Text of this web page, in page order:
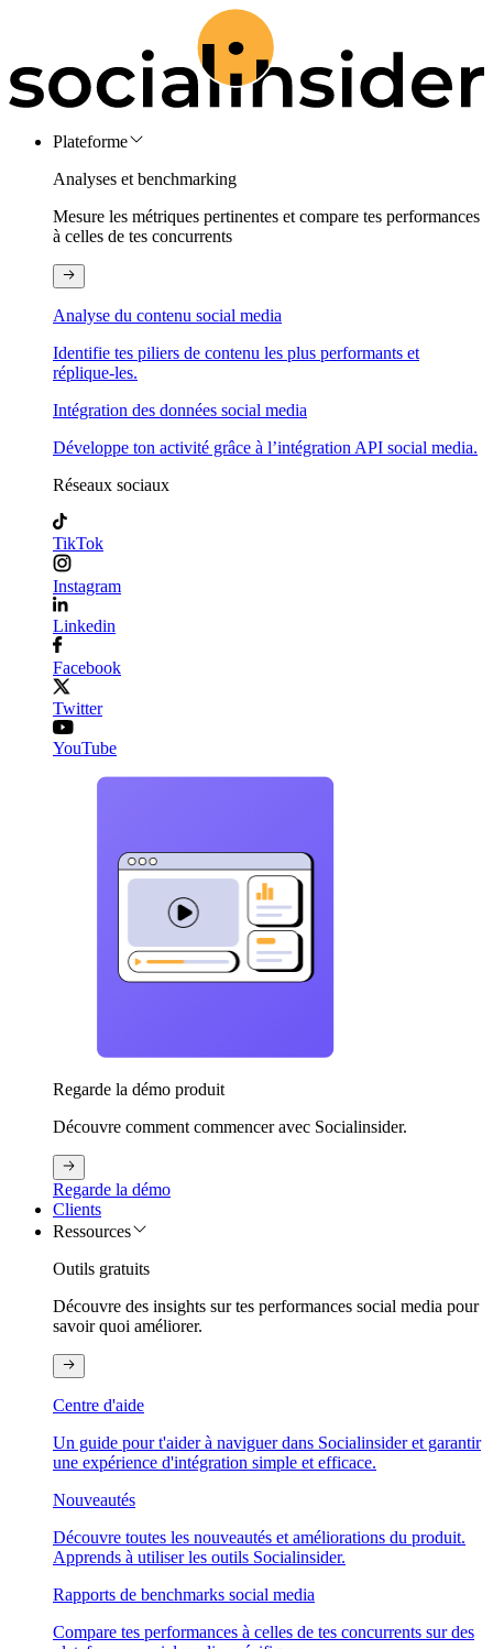
Plateforme
Analyses et benchmarking
Mesure les métriques pertinentes et compare tes performances
à celles de tes concurrents
Analyse du contenu social media
Identifie tes piliers de contenu les plus performants et
réplique-les.
Intégration des données social media
Développe ton activité grâce à l’intégration API social media.
Réseaux sociaux
TikTok
Instagram
Linkedin
Facebook
Twitter
YouTube
Regarde la démo produit
Découvre comment commencer avec Socialinsider.
Regarde la démo
Clients
Ressources
Outils gratuits
Découvre des insights sur tes performances social media pour
savoir quoi améliorer.
Centre d'aide
Un guide pour t'aider à naviguer dans Socialinsider et garantir
une expérience d'intégration simple et efficace.
Nouveautés
Découvre toutes les nouveautés et améliorations du produit.
Apprends à utiliser les outils Socialinsider.
Rapports de benchmarks social media
Compare tes performances à celles de tes concurrents sur des